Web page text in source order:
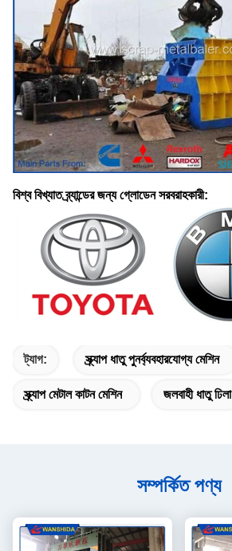
বিশ্ব বিখ্যাত ব্র্যান্ডের জন্য গ্লোডেন সরবরাহকারী:
ট্যাগ: স্ক্র্যাপ ধাতু পুনর্ব্যবহারযোগ্য মেশিন
স্ক্র্যাপ মেটাল কাটন মেশিন জলবাহী ধাতু ঢিলা
সম্পর্কিত পণ্য